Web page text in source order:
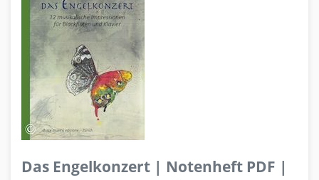
Das Engelkonzert | Notenheft PDF |